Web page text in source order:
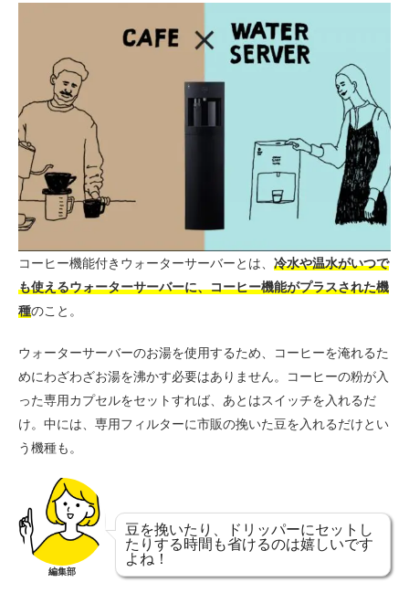
コーヒー機能付きウォーターサーバーとは、 冷水や温水がいつで
も使えるウォーターサーバーに、コーヒー機能がプラスされた機
種のこと。
ウォーターサーバーのお湯を使用するため、コーヒーを淹れるた
めにわざわざお湯を沸かす必要はありません。コーヒーの粉が入
った専用カプセルをセットすれば、あとはスイッチを入れるだ
け。中には、専用フィルターに市販の挽いた豆を入れるだけとい
う機種も。
編集部
豆を挽いたり、ドリッパーにセットし
たりする時間も省けるのは嬉しいです
よね！